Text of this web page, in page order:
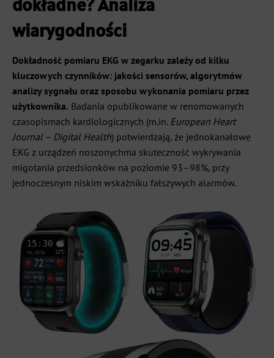
wiarygodności
Dokładność pomiaru EKG w zegarku zależy od kilku
kluczowych czynników: jakości sensorów, algorytmów
analizy sygnału oraz sposobu wykonania pomiaru przez
użytkownika. Badania opublikowane w renomowanych
czasopismach kardiologicznych (m.in. European Heart
Journal – Digital Health) potwierdzają, że jednokanałowe
EKG z urządzeń noszonychma skuteczność wykrywania
migotania przedsionków na poziomie 93–98%, przy
jednoczesnym niskim wskaźniku fałszywych alarmów.